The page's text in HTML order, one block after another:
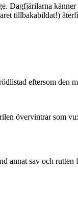
Dagfjärilarna känner
tillbakabildat!)
eftersom den
övervintrar som
annat sav och